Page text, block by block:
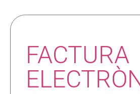
FACTURA